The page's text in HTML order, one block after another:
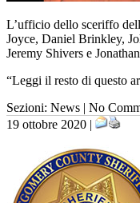
L’ufficio dello sceriffo
Joyce, Daniel Brinkley,
Jeremy Shivers e
“Leggi il resto di questo
Sezioni: News | No
19 ottobre 2020 |